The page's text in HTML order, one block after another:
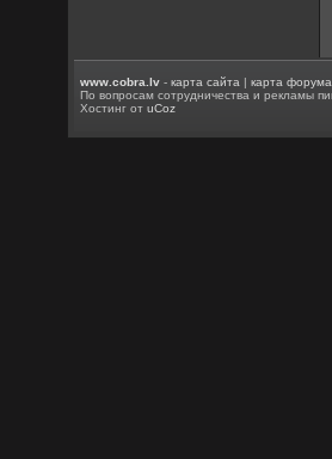
www.cobra.lv -карта сайта |карта форума
По вопросам сотрудничества и рекламы
Хостинг отuCoz